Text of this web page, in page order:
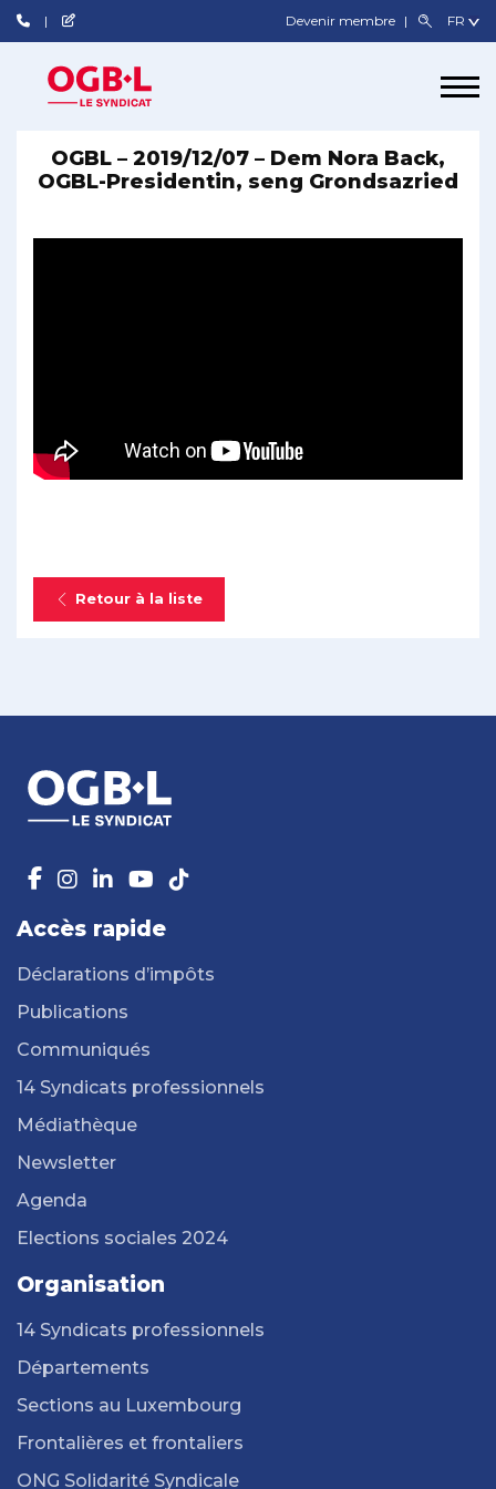
Devenir membre
OGBL – 2019/12/07 – Dem Nora Back,
OGBL-Presidentin, seng Grondsazried
Retour à la liste
Accès rapide
Déclarations d’impôts
Publications
Communiqués
14 Syndicats professionnels
Médiathèque
Newsletter
Agenda
Elections sociales 2024
Organisation
14 Syndicats professionnels
Départements
Sections au Luxembourg
Frontalières et frontaliers
ONG Solidarité Syndicale